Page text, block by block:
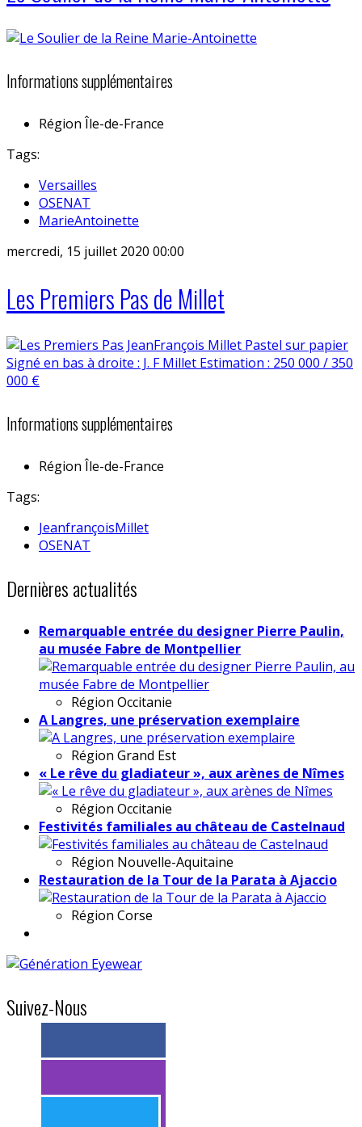
Informations supplémentaires
Région Île-de-France
Tags:
Versailles
OSENAT
MarieAntoinette
mercredi, 15 juillet 2020 00:00
Les Premiers Pas de Millet
Informations supplémentaires
Région Île-de-France
Tags:
JeanfrançoisMillet
OSENAT
Dernières actualités
Remarquable entrée du designer Pierre Paulin,
au musée Fabre de Montpellier
Région Occitanie
A Langres, une préservation exemplaire
Région Grand Est
« Le rêve du gladiateur », aux arènes de Nîmes
Région Occitanie
Festivités familiales au château de Castelnaud
Région Nouvelle-Aquitaine
Restauration de la Tour de la Parata à Ajaccio
Région Corse
Suivez-Nous
> 11k abonnés
> 11k abonnés